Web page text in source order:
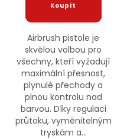
Airbrush pistole je
skvělou volbou pro
všechny, kteří vyžadují
maximální přesnost,
plynulé přechody a
plnou kontrolu nad
barvou. Díky regulaci
průtoku, vyměnitelným
tryskám a...